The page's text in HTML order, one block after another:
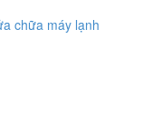
chữa máy lạnh